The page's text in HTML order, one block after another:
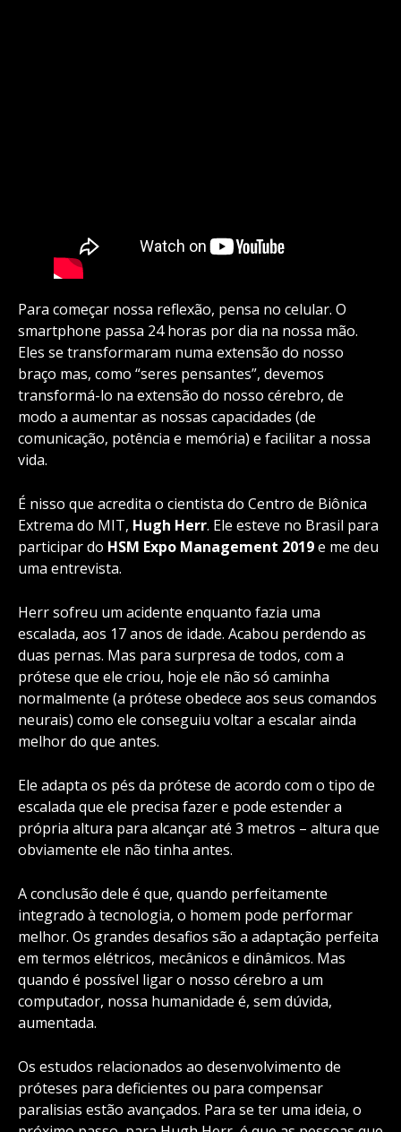
Para começar nossa reflexão, pensa no celular. O
smartphone passa 24 horas por dia na nossa mão.
Eles se transformaram numa extensão do nosso
braço mas, como “seres pensantes”, devemos
transformá-lo na extensão do nosso cérebro, de
modo a aumentar as nossas capacidades (de
comunicação, potência e memória) e facilitar a nossa
vida.
É nisso que acredita o cientista do Centro de Biônica
Extrema do MIT, Hugh Herr. Ele esteve no Brasil para
participar do HSM Expo Management 2019e me deu
uma entrevista.
Herr sofreu um acidente enquanto fazia uma
escalada, aos 17 anos de idade. Acabou perdendo as
duas pernas. Mas para surpresa de todos, com a
prótese que ele criou, hoje ele não só caminha
normalmente (a prótese obedece aos seus comandos
neurais) como ele conseguiu voltar a escalar ainda
melhor do que antes.
Ele adapta os pés da prótese de acordo com o tipo de
escalada que ele precisa fazer e pode estender a
própria altura para alcançar até 3 metros – altura que
obviamente ele não tinha antes.
A conclusão dele é que, quando perfeitamente
integrado à tecnologia, o homem pode performar
melhor. Os grandes desafios são a adaptação perfeita
em termos elétricos, mecânicos e dinâmicos. Mas
quando é possível ligar o nosso cérebro a um
computador, nossa humanidade é, sem dúvida,
aumentada.
Os estudos relacionados ao desenvolvimento de
próteses para deficientes ou para compensar
paralisias estão avançados. Para se ter uma ideia, o